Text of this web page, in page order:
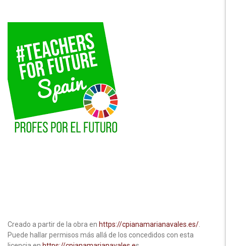
Creado a partir de la obra en https://cpianamarianavales.es/
Puede hallar permisos más allá de los concedidos con esta